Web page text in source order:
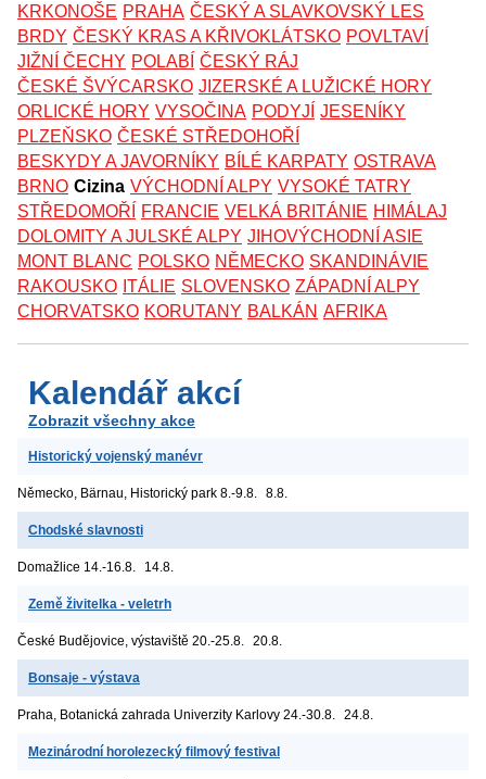
KRKONOŠE PRAHA ČESKÝ A SLAVKOVSKÝ LES
BRDY ČESKÝ KRAS A KŘIVOKLÁTSKO POVLTAVÍ
JIŽNÍ ČECHY POLABÍ ČESKÝ RÁJ
ČESKÉ ŠVÝCARSKO JIZERSKÉ A LUŽICKÉ HORY
ORLICKÉ HORY VYSOČINA PODYJÍ JESENÍKY
PLZEŇSKO ČESKÉ STŘEDOHOŘÍ
BESKYDY A JAVORNÍKY BÍLÉ KARPATY OSTRAVA
BRNO Cizina VÝCHODNÍ ALPY VYSOKÉ TATRY
STŘEDOMOŘÍ
FRANCIE VELKÁ BRITÁNIE HIMÁLAJ
DOLOMITY A JULSKÉ ALPY JIHOVÝCHODNÍ ASIE
MONT BLANC POLSKO NĚMECKO SKANDINÁVIE
RAKOUSKO ITÁLIE SLOVENSKO ZÁPADNÍ ALPY
CHORVATSKO KORUTANY BALKÁN AFRIKA
Kalendář akcí
Zobrazit všechny akce
Historický vojenský manévr
Německo, Bärnau, Historický park 8.-9.8. 8.8.
Chodské slavnosti
Domažlice 14.-16.8. 14.8.
Země živitelka - veletrh
České Budějovice, výstaviště 20.-25.8. 20.8.
Bonsaje - výstava
Praha, Botanická zahrada Univerzity Karlovy 24.-30.8. 24.8.
Mezinárodní horolezecký filmový festival